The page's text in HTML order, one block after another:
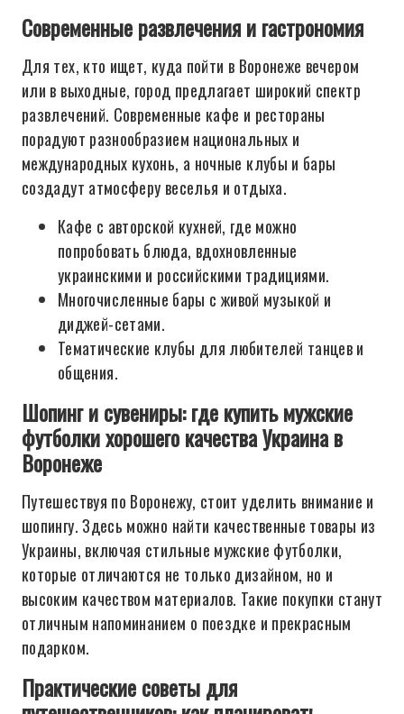
Современные развлечения и гастрономия
Для тех, кто ищет, куда пойти в Воронеже вечером
или в выходные, город предлагает широкий спектр
развлечений. Современные кафе и рестораны
порадуют разнообразием национальных и
международных кухонь, а ночные клубы и бары
создадут атмосферу веселья и отдыха.
Кафе с авторской кухней, где можно
попробовать блюда, вдохновленные
украинскими и российскими традициями.
Многочисленные бары с живой музыкой и
диджей-сетами.
Тематические клубы для любителей танцев и
общения.
Шопинг и сувениры: где купить мужские
футболки хорошего качества Украина в
Воронеже
Путешествуя по Воронежу, стоит уделить внимание и
шопингу. Здесь можно найти качественные товары из
Украины, включая стильные мужские футболки,
которые отличаются не только дизайном, но и
высоким качеством материалов. Такие покупки станут
отличным напоминанием о поездке и прекрасным
подарком.
Практические советы для